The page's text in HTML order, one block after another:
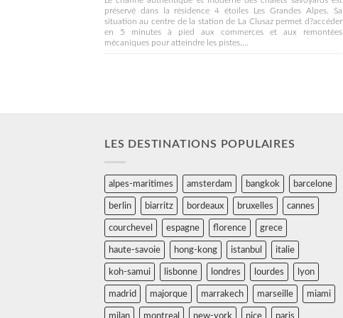
préservé dans la résidence 4 étoiles Les Grandes Alpes. Sa
situation au centre de la station de La Clusaz permet d?accéder
en 5 minutes à pied aux commerces et aux remontées
mécaniques pour atteindre les pistes....
LES DESTINATIONS POPULAIRES
alpes-maritimes amsterdam bangkok barcelone
berlin biarritz bordeaux bruxelles cannes
courchevel espagne florence grece
haute-savoie hong-kong istanbul italie
koh-samui lisbonne londres lourdes lyon
madrid majorque marrakech marseille miami
milan montreal new-york nice paris